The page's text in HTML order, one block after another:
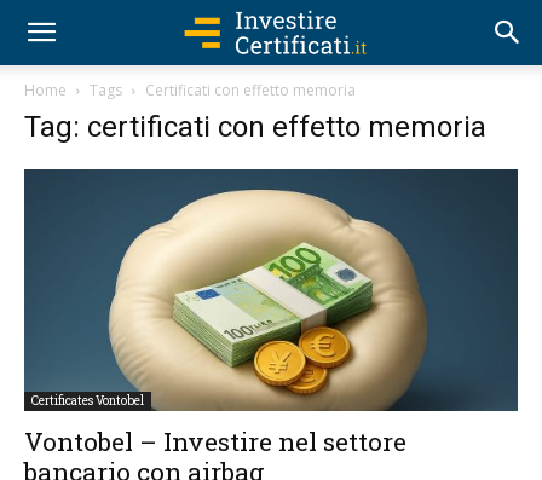
Home Tags Certificati con effetto memoria
Tag: certificati con effetto memoria
Certificates Vontobel
Vontobel – Investire nel settore
bancario con airbag